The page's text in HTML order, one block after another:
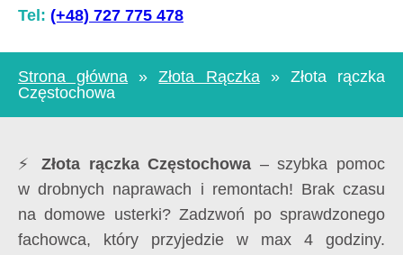
Tel: (+48) 727 775 478
Strona główna »Złota Rączka» Złota rączka
Częstochowa
⚡Złota rączka Częstochowa – szybka pomoc
w drobnych naprawach i remontach! Brak czasu
na domowe usterki? Zadzwoń po sprawdzonego
fachowca, który przyjedzie w max 4 godziny.